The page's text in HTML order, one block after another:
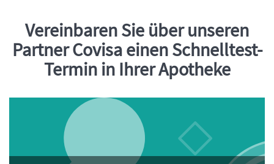
Einleitung
Vereinbaren Sie über unseren
Partner Covisa einen Schnelltest-
Termin in Ihrer Apotheke